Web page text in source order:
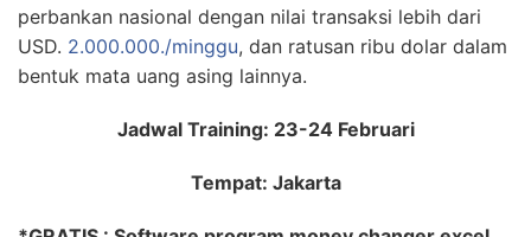
perbankan nasional dengan nilai transaksi lebih dari
USD. 2.000.000./minggu, dan ratusan ribu dolar dalam
bentuk mata uang asing lainnya.
Jadwal Training: 23-24 Februari
Tempat: Jakarta